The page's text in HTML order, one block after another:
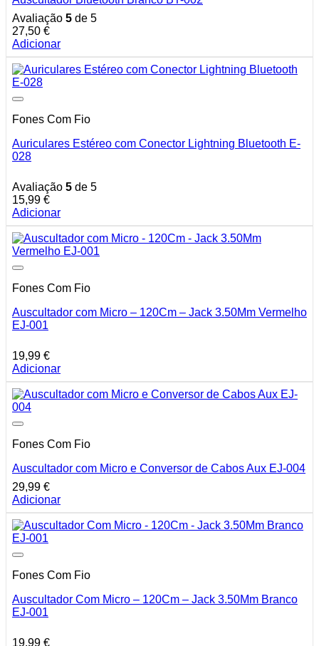
Avaliação 5 de 5
27,50 €
Adicionar
Fones Com Fio
Auriculares Estéreo com Conector Lightning Bluetooth E-
028
Avaliação 5 de 5
15,99 €
Adicionar
Fones Com Fio
Auscultador com Micro – 120Cm – Jack 3.50Mm Vermelho
EJ-001
19,99 €
Adicionar
Fones Com Fio
Auscultador com Micro e Conversor de Cabos Aux EJ-004
29,99 €
Adicionar
Fones Com Fio
Auscultador Com Micro – 120Cm – Jack 3.50Mm Branco
EJ-001
19,99 €